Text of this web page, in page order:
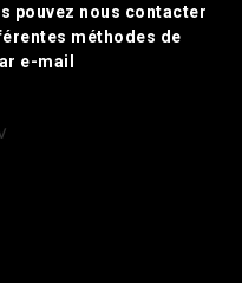
pouvez nous contacter
méthodes de
e-mail